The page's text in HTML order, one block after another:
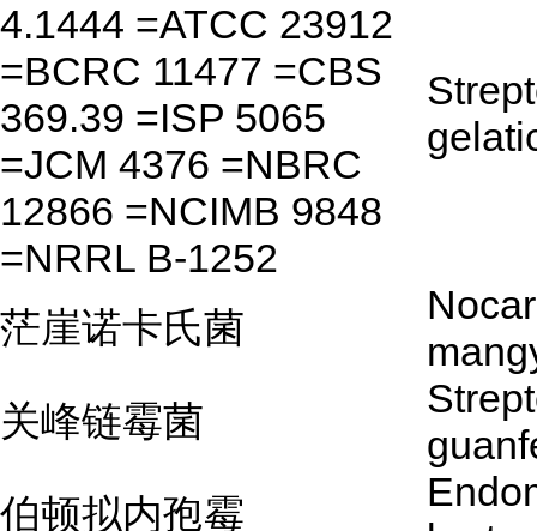
4.1444 =ATCC 23912
=BCRC 11477 =CBS
369.39 =ISP 5065
=JCM 4376 =NBRC
12866 =NCIMB 9848
=NRRL B-1252
茫崖诺卡氏菌
关峰链霉菌
伯顿拟内孢霉